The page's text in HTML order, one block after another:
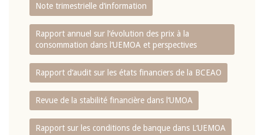
Note trimestrielle d‘information
Rapport annuel sur l‘évolution des prix à la
consommation dans l‘UEMOA et perspectives
Rapport d‘audit sur les états financiers de la BCEAO
Revue de la stabilité financière dans l‘UMOA
Rapport sur les conditions de banque dans L‘UEMOA